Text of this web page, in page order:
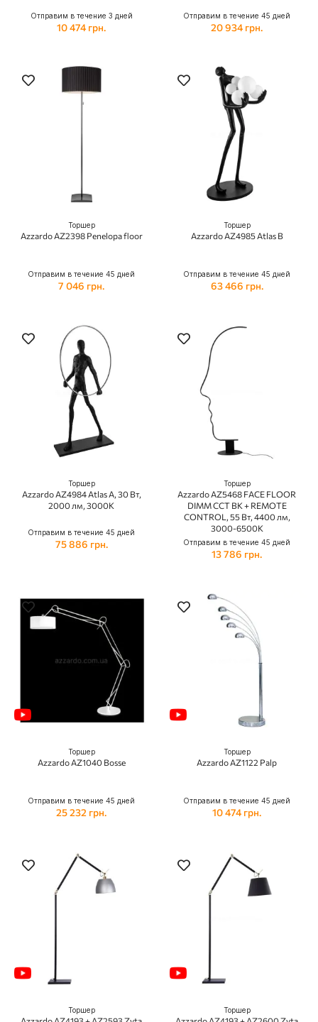
Отправим в течение 3 дней
10 474 грн.
Отправим в течение 45 дней
20 934 грн.
Торшер
Azzardo AZ2398 Penelopa floor
Отправим в течение 45 дней
7 046 грн.
Торшер
Azzardo AZ4985 Atlas B
Отправим в течение 45 дней
63 466 грн.
Торшер
Azzardo AZ4984 Atlas A, 30 Вт,
2000 лм, 3000K
Отправим в течение 45 дней
75 886 грн.
Торшер
Azzardo AZ5468 FACE FLOOR
DIMM CCT BK + REMOTE
CONTROL, 55 Вт, 4400 лм,
3000-6500K
Отправим в течение 45 дней
13 786 грн.
Торшер
Azzardo AZ1040 Bosse
Отправим в течение 45 дней
25 232 грн.
Торшер
Azzardo AZ1122 Palp
Отправим в течение 45 дней
10 474 грн.
Торшер Торшер